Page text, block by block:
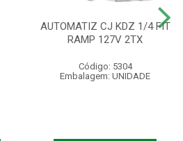
AUTOMATIZ CJ KDZ 1/4 FIT
RAMP 127V 2TX
Código: 5304
Embalagem: UNIDADE